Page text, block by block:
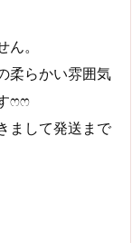
。
柔らかい雰囲気
ෆෆ
まして発送まで